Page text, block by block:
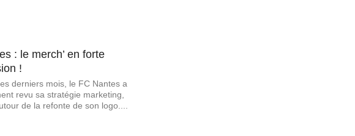
: le merch’ en forte
!
derniers mois, le FC Nantes a
revu sa stratégie marketing,
de la refonte de son logo....